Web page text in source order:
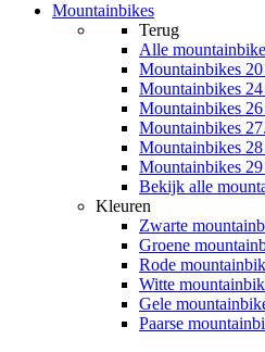
Mountainbikes
Terug
Alle
Mountainbikes
Mountainbikes
Mountainbikes
Mountainbikes
Mountainbikes
Mountainbikes
Bekijk alle
Kleuren
Zwarte
Groene
Rode
Witte
Gele
Paarse